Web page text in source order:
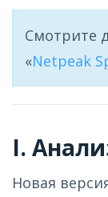
Смотрите
«Netpeak
I.
Новая